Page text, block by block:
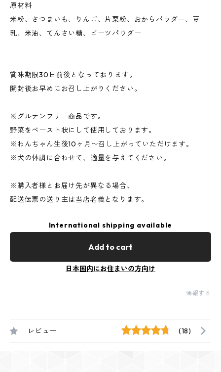
原材料
米粉、さつまいも、りんご、片栗粉、おからパウダー、豆
乳、米油、てんさい糖、ビーツパウダー
賞味期限30日前後となっております。
開封後お早めにお召し上がりください。
※グルテンフリー商品です。
野菜をペースト状にして使用しております。
※わんちゃん生後10ヶ月〜召し上がっていただけます。
※犬の体調に合わせて、適量を与えてください。
※購入者様とお届け先が異なる場合、
配送伝票の送り主は当店名義となります。
International shipping available
Add to cart
日本国内にお住まいの方向け
通報する
レビュー (18)